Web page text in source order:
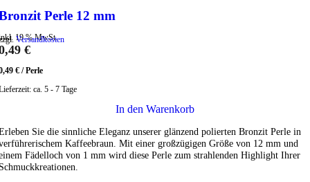
Perle 12 mm
19 % MwSt.
Versandkosten
€
€ /Perle
ca. 5 - 7 Tage
In den Warenkorb
Sie die sinnliche Eleganz unserer glänzend polierten Bronzit Perle in
Kaffeebraun. Mit einer großzügigen Größe von 12 mm und
Fädelloch von 1 mm wird diese Perle zum strahlenden Highlight Ihrer